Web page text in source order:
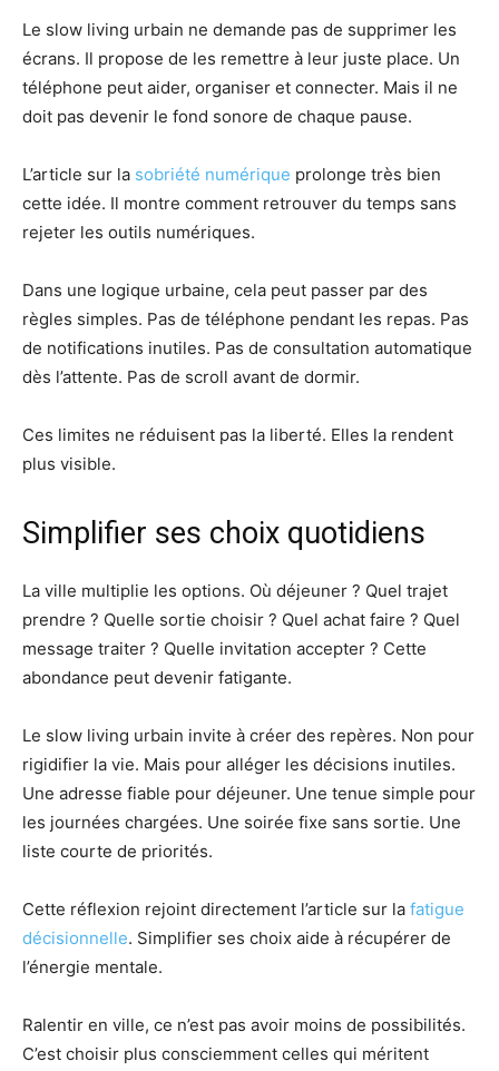
Le slow living urbain ne demande pas de supprimer les
écrans. Il propose de les remettre à leur juste place. Un
téléphone peut aider, organiser et connecter. Mais il ne
doit pas devenir le fond sonore de chaque pause.
L’article sur la sobriété numérique prolonge très bien
cette idée. Il montre comment retrouver du temps sans
rejeter les outils numériques.
Dans une logique urbaine, cela peut passer par des
règles simples. Pas de téléphone pendant les repas. Pas
de notifications inutiles. Pas de consultation automatique
dès l’attente. Pas de scroll avant de dormir.
Ces limites ne réduisent pas la liberté. Elles la rendent
plus visible.
Simplifier ses choix quotidiens
La ville multiplie les options. Où déjeuner ? Quel trajet
prendre ? Quelle sortie choisir ? Quel achat faire ? Quel
message traiter ? Quelle invitation accepter ? Cette
abondance peut devenir fatigante.
Le slow living urbain invite à créer des repères. Non pour
rigidifier la vie. Mais pour alléger les décisions inutiles.
Une adresse fiable pour déjeuner. Une tenue simple pour
les journées chargées. Une soirée fixe sans sortie. Une
liste courte de priorités.
Cette réflexion rejoint directement l’article sur la fatigue
décisionnelle. Simplifier ses choix aide à récupérer de
l’énergie mentale.
Ralentir en ville, ce n’est pas avoir moins de possibilités.
C’est choisir plus consciemment celles qui méritent